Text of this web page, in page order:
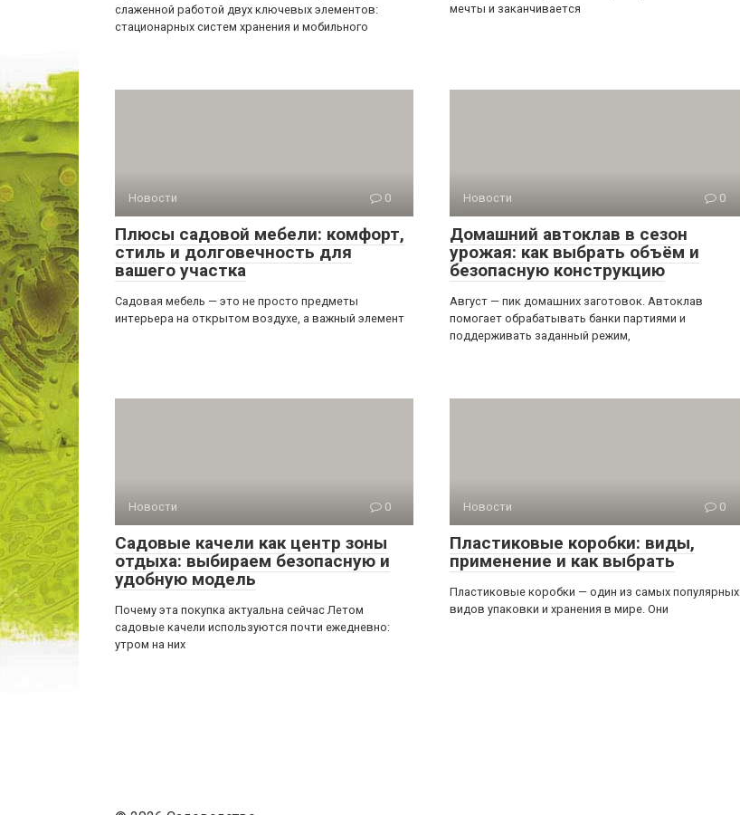
слаженной работой двух ключевых элементов:
стационарных систем хранения и мобильного
мечты и заканчивается
Новости 0
Плюсы садовой мебели: комфорт,
стиль и долговечность для
вашего участка
Садовая мебель — это не просто предметы
интерьера на открытом воздухе, а важный элемент
Новости 0
Домашний автоклав в сезон
урожая: как выбрать объём и
безопасную конструкцию
Август — пик домашних заготовок. Автоклав
помогает обрабатывать банки партиями и
поддерживать заданный режим,
Новости 0
Садовые качели как центр зоны
отдыха: выбираем безопасную и
удобную модель
Почему эта покупка актуальна сейчас Летом
садовые качели используются почти ежедневно:
утром на них
Новости 0
Пластиковые коробки: виды,
применение и как выбрать
Пластиковые коробки — один из самых популярных
видов упаковки и хранения в мире. Они